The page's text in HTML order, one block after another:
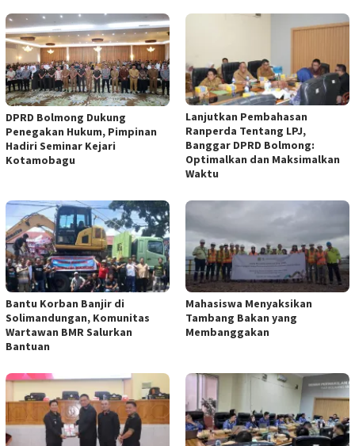
DPRD Bolmong Dukung
Penegakan Hukum, Pimpinan
Hadiri Seminar Kejari
Kotamobagu
Lanjutkan Pembahasan
Ranperda Tentang LPJ,
Banggar DPRD Bolmong:
Optimalkan dan Maksimalkan
Waktu
Bantu Korban Banjir di
Solimandungan, Komunitas
Wartawan BMR Salurkan
Bantuan
Mahasiswa Menyaksikan
Tambang Bakan yang
Membanggakan